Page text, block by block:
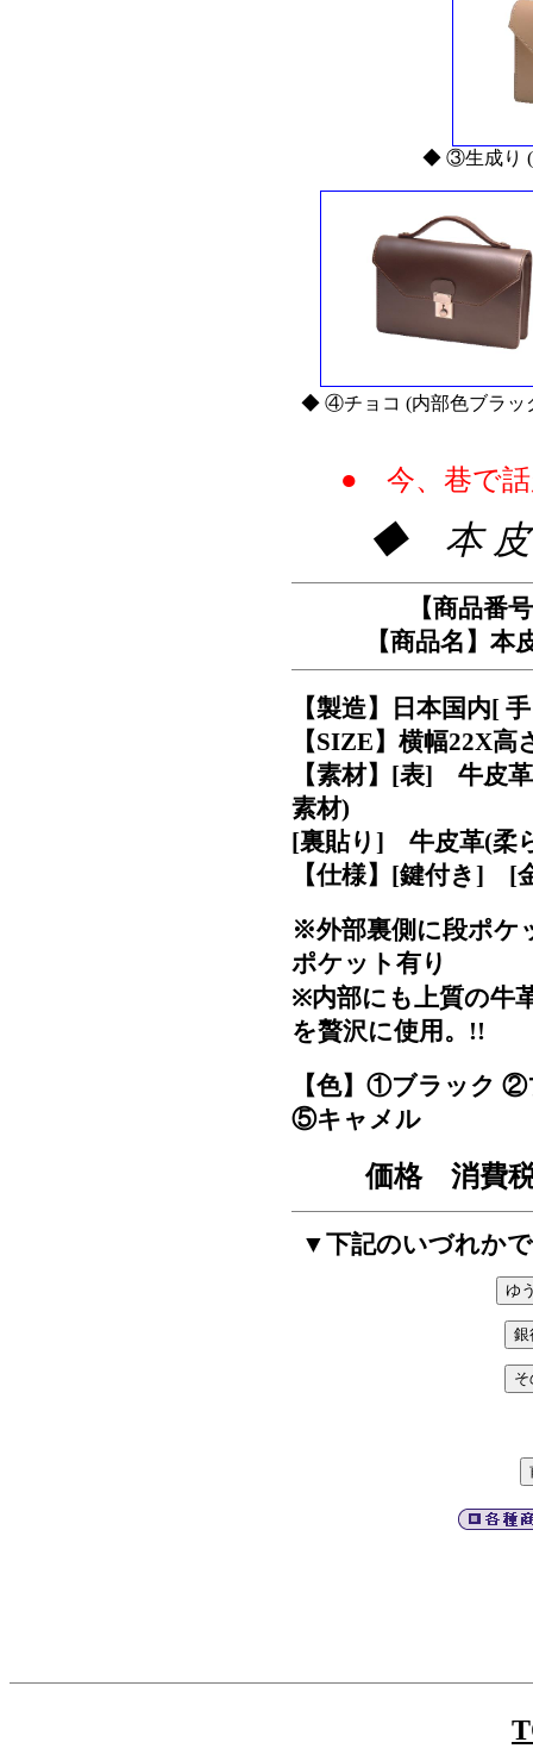
◆ ③生成
◆ ④チョコ (内部色ブラ
● 今、巷で
◆ 本 皮
【商品番
【商品名】
【製造】日本国内[
【SIZE】横幅22X高
【素材】[表] 牛皮
素材)
[裏貼り] 牛皮革(柔
【仕様】[鍵付き] [
※外部裏側に段ポ
ポケット有り
※内部にも上質の牛
を贅沢に使用。!!
【色】①ブラック
⑤キャメル
価格 消費税
▼下記のいづれか